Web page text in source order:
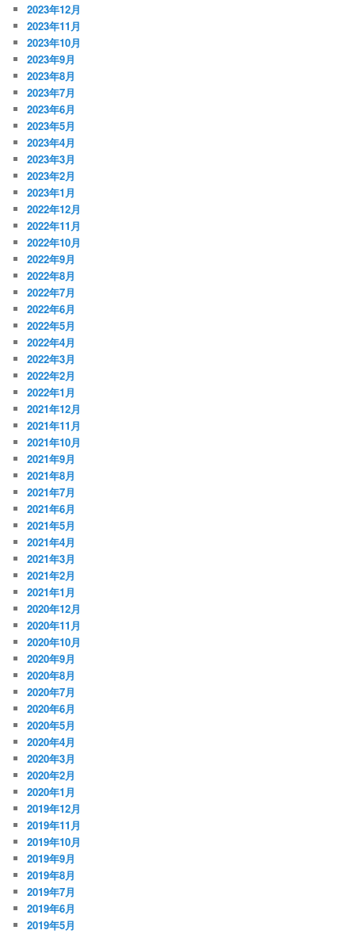
2023年12月
2023年11月
2023年10月
2023年9月
2023年8月
2023年7月
2023年6月
2023年5月
2023年4月
2023年3月
2023年2月
2023年1月
2022年12月
2022年11月
2022年10月
2022年9月
2022年8月
2022年7月
2022年6月
2022年5月
2022年4月
2022年3月
2022年2月
2022年1月
2021年12月
2021年11月
2021年10月
2021年9月
2021年8月
2021年7月
2021年6月
2021年5月
2021年4月
2021年3月
2021年2月
2021年1月
2020年12月
2020年11月
2020年10月
2020年9月
2020年8月
2020年7月
2020年6月
2020年5月
2020年4月
2020年3月
2020年2月
2020年1月
2019年12月
2019年11月
2019年10月
2019年9月
2019年8月
2019年7月
2019年6月
2019年5月